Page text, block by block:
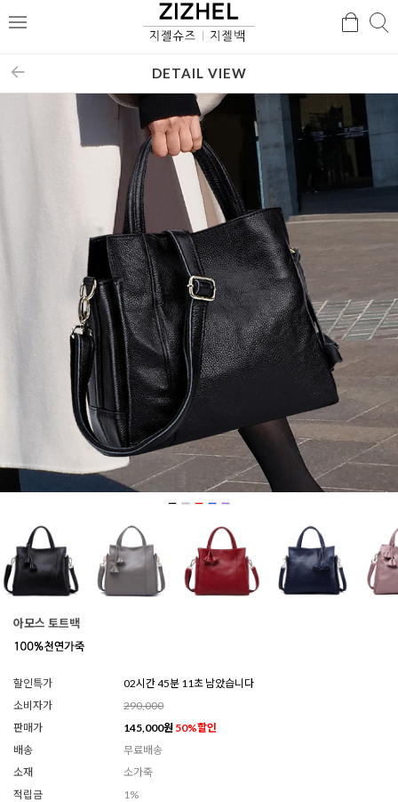
메
검
DETAIL VIEW
아모스 토트백
할인특가
02시간 45분 09초 남았습니다
소비자가
290,000
판매가
145,000원 50%할인
배송
무료배송
소재
소가죽
적립금
1%